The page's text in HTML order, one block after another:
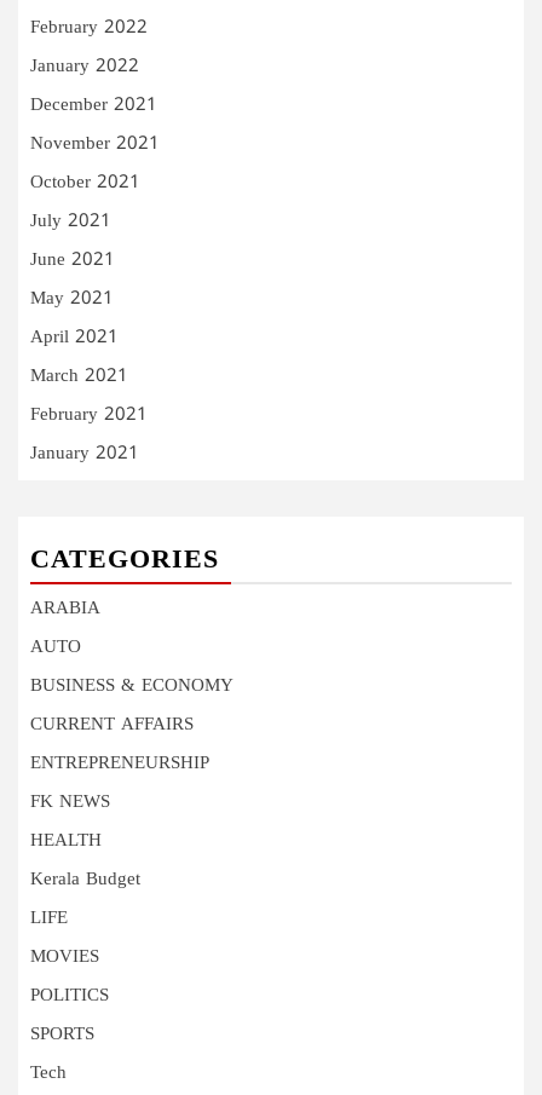
February 2022
January 2022
December 2021
November 2021
October 2021
July 2021
June 2021
May 2021
April 2021
March 2021
February 2021
January 2021
CATEGORIES
ARABIA
AUTO
BUSINESS & ECONOMY
CURRENT AFFAIRS
ENTREPRENEURSHIP
FK NEWS
HEALTH
Kerala Budget
LIFE
MOVIES
POLITICS
SPORTS
Tech